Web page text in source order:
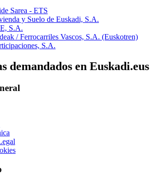
Sarea - ETS
y Suelo de Euskadi, S.A.
S.A.
/ Ferrocarriles Vascos, S.A. (Euskotren)
S.A.
demandados en Euskadi.eus